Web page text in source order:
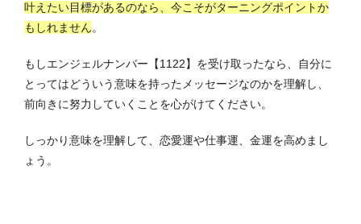
叶えたい目標があるのなら、今こそがターニングポイントか
もしれません。
もしエンジェルナンバー【1122】を受け取ったなら、自分に
とってはどういう意味を持ったメッセージなのかを理解し、
前向きに努力していくことを心がけてください。
しっかり意味を理解して、恋愛運や仕事運、金運を高めまし
ょう。